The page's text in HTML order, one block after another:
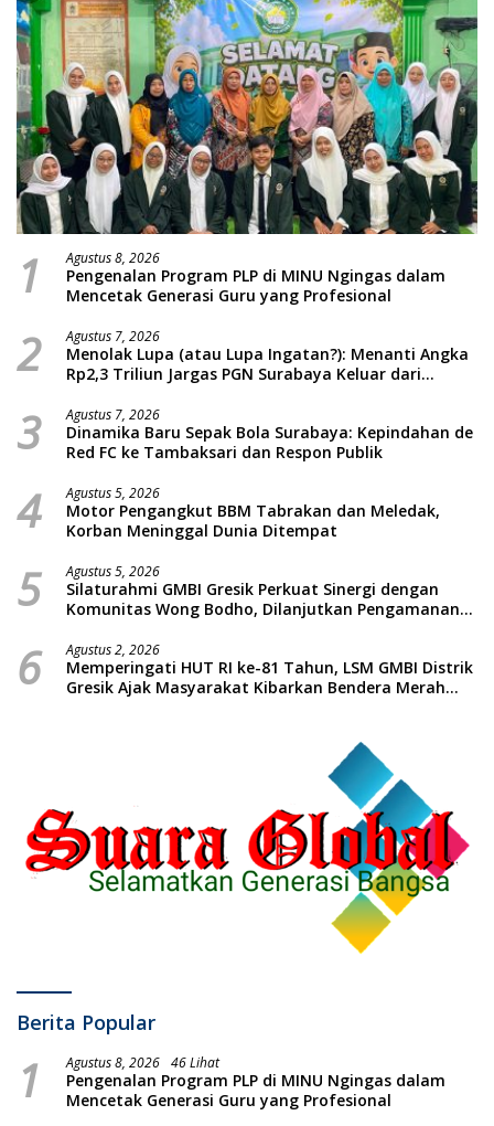
1 Agustus 8, 2026
Pengenalan Program PLP di MINU Ngingas dalam
Mencetak Generasi Guru yang Profesional
2 Agustus 7, 2026
Menolak Lupa (atau Lupa Ingatan?): Menanti Angka
Rp2,3 Triliun Jargas PGN Surabaya Keluar dari
3 Agustus 7, 2026
Dinamika Baru Sepak Bola Surabaya: Kepindahan de
Red FC ke Tambaksari dan Respon Publik
4 Agustus 5, 2026
Motor Pengangkut BBM Tabrakan dan Meledak,
Korban Meninggal Dunia Ditempat
5 Agustus 5, 2026
Silaturahmi GMBI Gresik Perkuat Sinergi dengan
Komunitas Wong Bodho, Dilanjutkan Pengamanan
Massal dan Santunan Anak Yatim
6 Agustus 2, 2026
Memperingati HUT RI ke-81 Tahun, LSM GMBI Distrik
Gresik Ajak Masyarakat Kibarkan Bendera Merah
Berita Popular
1 Agustus 8, 2026 46 Lihat
Pengenalan Program PLP di MINU Ngingas dalam
Mencetak Generasi Guru yang Profesional